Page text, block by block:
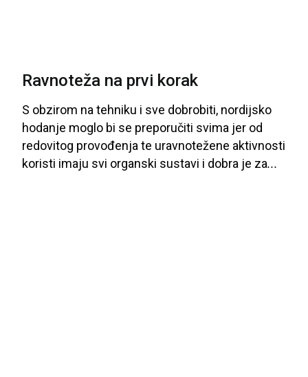
Ravnoteža na prvi korak
S obzirom na tehniku i sve dobrobiti, nordijsko
hodanje moglo bi se preporučiti svima jer od
redovitog provođenja te uravnotežene aktivnosti
koristi imaju svi organski sustavi i dobra je za...